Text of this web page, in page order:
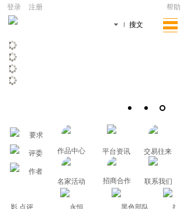
帮助
登录 注册
要求
作品中心
交易往来
平台资讯
评委
作者
招商合作
联系我们
名家活动
搜文